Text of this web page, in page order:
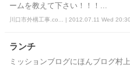
ームを教えて下さい！！！...
川口市外構工事.co... | 2012.07.11 Wed 20:30
ランチ
ミッションブログにほんブログ村